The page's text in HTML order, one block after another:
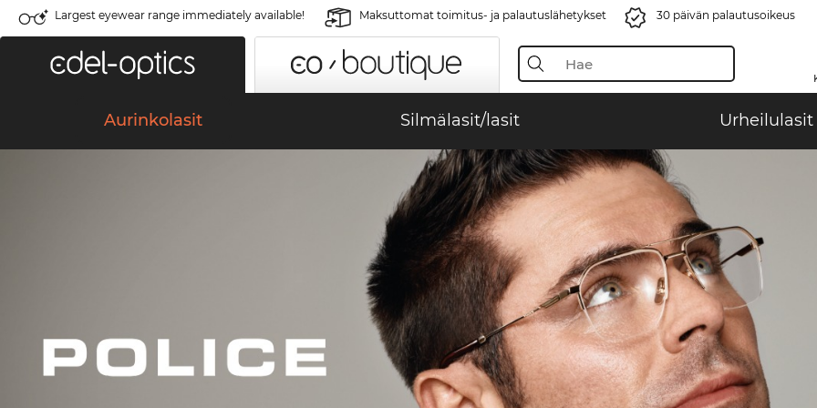
Largest eyewear range immediately available! Maksuttomat toimitus- ja palautuslähetykset 30 päivän palautusoikeus
Aurinkolasit Silmälasit/lasit Urheilulasit